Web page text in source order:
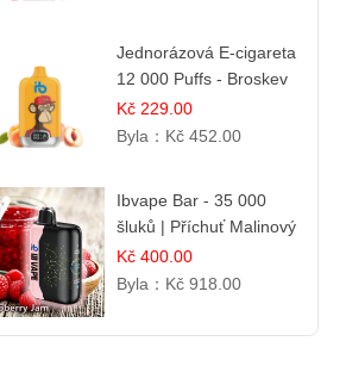
Jednorázová E-cigareta
12 000 Puffs - Broskev
& Ovocná Šťáva
Kč 229.00
Byla： Kč 452.00
Ibvape Bar - 35 000
šluků | Příchuť Malinový
džem
Kč 400.00
Byla： Kč 918.00